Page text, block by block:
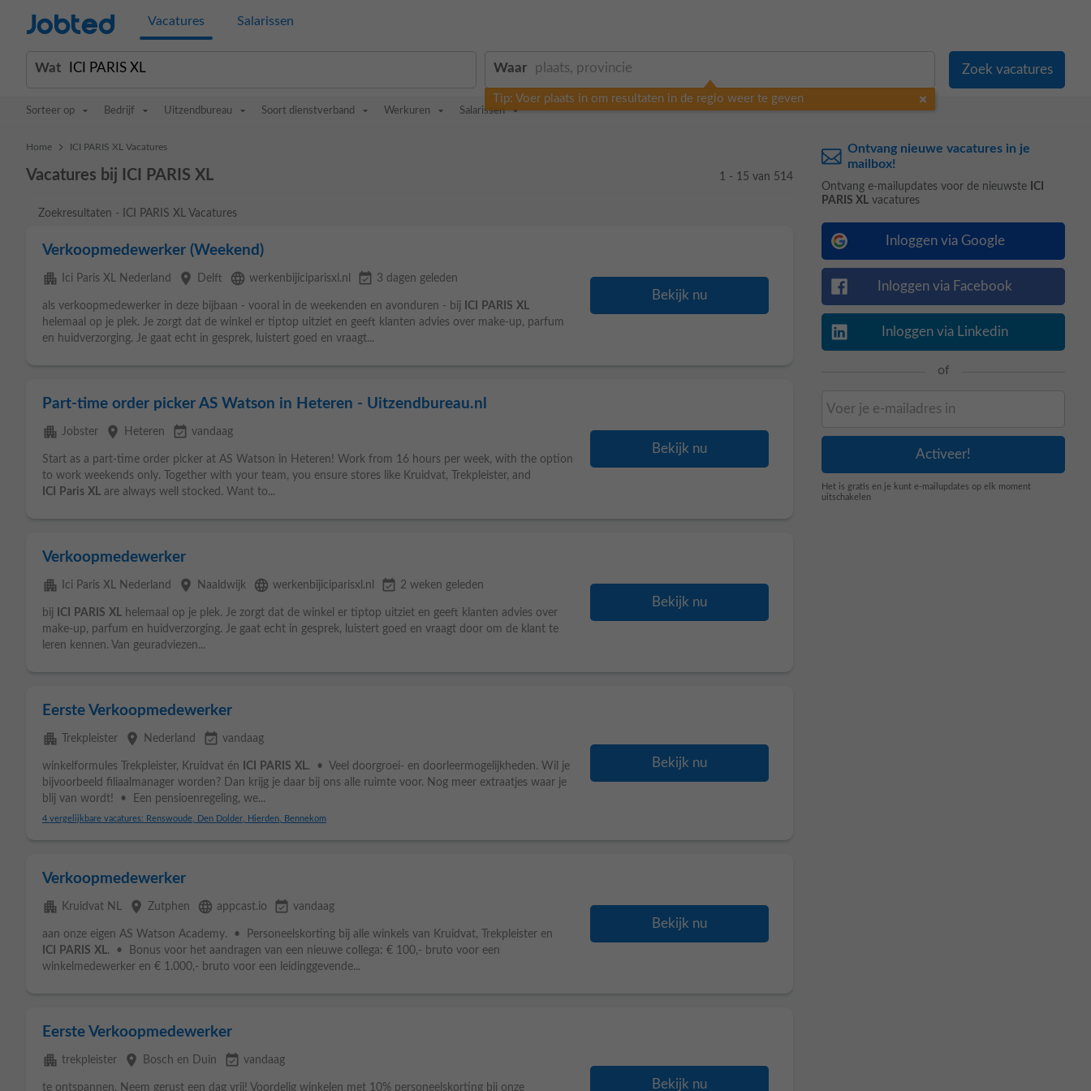
Jobted Vacatures Salarissen
Wat Waar
Tip: Voer plaats in om resultaten in de regio weer te geven
Sorteer op Bedrijf Uitzendbureau Soort dienstverband Werkuren Salarissen
Home > ICI PARIS XL Vacatures
Vacatures bij ICI PARIS XL 1 - 15 van 514
Zoekresultaten - ICI PARIS XL Vacatures
Verkoopmedewerker (Weekend)
apartment Ici Paris XL Nederland place Delft language werkenbijiciparisxl.nl event_available 3 dagen geleden
als verkoopmedewerker in deze bijbaan - vooral in de weekenden en avonduren - bij ICI PARIS XL
helemaal op je plek. Je zorgt dat de winkel er tiptop uitziet en geeft klanten advies over make-up, parfum
en huidverzorging. Je gaat echt in gesprek, luistert goed en vraagt...
Bekijk nu
Part-time order picker AS Watson in Heteren - Uitzendbureau.nl
apartment Jobster place Heteren event_available vandaag
Start as a part‑time order picker at AS Watson in Heteren! Work from 16 hours per week, with the option
to work weekends only. Together with your team, you ensure stores like Kruidvat, Trekpleister, and
ICI
Paris XL are always well stocked. Want to...
Bekijk nu
Verkoopmedewerker
apartment Ici Paris XL Nederland place Naaldwijk language werkenbijiciparisxl.nl event_available 2 weken geleden
bij ICI PARIS XL helemaal op je plek. Je zorgt dat de winkel er tiptop uitziet en geeft klanten advies over
make-up, parfum en huidverzorging. Je gaat echt in gesprek, luistert goed en vraagt door om de klant te
leren kennen. Van geuradviezen...
Bekijk nu
Eerste Verkoopmedewerker
apartment Trekpleister place Nederland event_available vandaag
winkelformules Trekpleister, Kruidvat én ICI PARIS XL. • Veel doorgroei- en doorleermogelijkheden. Wil je
bijvoorbeeld filiaalmanager worden? Dan krijg je daar bij ons alle ruimte voor. Nog meer extraatjes waar je
blij van wordt! • Een pensioenregeling, we...
4 vergelijkbare vacatures: Renswoude, Den Dolder, Hierden, Bennekom
Bekijk nu
Verkoopmedewerker
apartment Kruidvat NL place Zutphen language appcast.io event_available vandaag
aan onze eigen AS Watson Academy. • Personeelskorting bij alle winkels van Kruidvat, Trekpleister en
ICI
PARIS XL. • Bonus voor het aandragen van een nieuwe collega: € 100,- bruto voor een
winkelmedewerker en € 1.000,- bruto voor een leidinggevende...
Bekijk nu
Eerste Verkoopmedewerker
apartment trekpleister place Bosch en Duin event_available vandaag
te ontspannen. Neem gerust een dag vrij! Voordelig winkelen met 10% personeelskorting bij onze
Bekijk nu
Ontvang nieuwe vacatures in je
mailbox!
Ontvang e-mailupdates voor de nieuwste ICI
PARIS XL vacatures
Inloggen via Google
Inloggen via Facebook
Inloggen via Linkedin
of
Het is gratis en je kunt e-mailupdates op elk moment
uitschakelen